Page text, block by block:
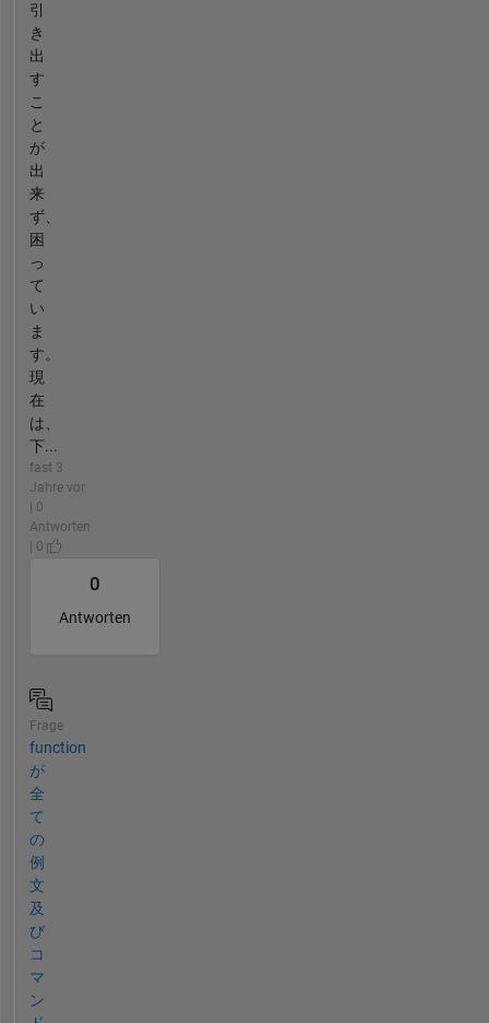
引
き
出
す
こ
と
が
出
来
ず、
困
っ
て
い
ま
す。
現
在
は、
下...
fast 3
Jahre vor
| 0
Antworten
| 0
0
Antworten
Frage
function
が
全
て
の
例
文
及
び
コ
マ
ン